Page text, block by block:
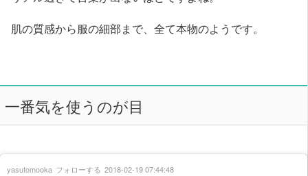
肌の質感から服の細部まで、全て本物のようです。
一番気を使うのが目
yasutomooka フォローする 2018-02-19 07:44:48